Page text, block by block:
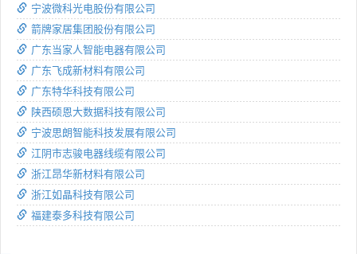
宁波微科光电股份有限公司
箭牌家居集团股份有限公司
广东当家人智能电器有限公司
广东飞成新材料有限公司
广东特华科技有限公司
陕西硕恩大数据科技有限公司
宁波思朗智能科技发展有限公司
江阴市志骏电器线缆有限公司
浙江昂华新材料有限公司
浙江如晶科技有限公司
福建泰多科技有限公司